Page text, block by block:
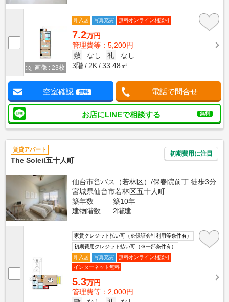
画像 : 23枚
即入居 写真充実 無料オンライン相談可
7.2万円
管理費等：5,200円
敷
なし 礼
なし
3階
2K 33.48㎡
空室確認 無料 電話で問合せ
お店にLINEで相談する 無料
賃貸アパート
The Soleil五十人町
初期費用に注目
仙台市営バス（若林区）/保春院前丁 徒歩3分
宮城県仙台市若林区五十人町
築年数
築10年
建物階数
2階建
家賃クレジット払い可（※保証会社利用等条件有）
初期費用クレジット払い可（※一部条件有）
即入居
写真充実
無料オンライン相談可
インターネット無料
5.3万円
管理費等：2,000円